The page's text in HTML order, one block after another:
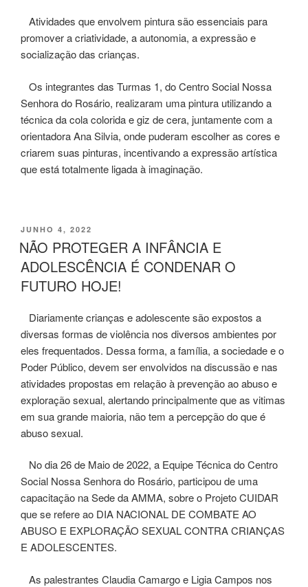
Atividades que envolvem pintura são essenciais para
promover a criatividade, a autonomia, a expressão e
socialização das crianças.
Os integrantes das Turmas 1, do Centro Social Nossa
Senhora do Rosário, realizaram uma pintura utilizando a
técnica da cola colorida e giz de cera, juntamente com a
orientadora Ana Silvia, onde puderam escolher as cores e
criarem suas pinturas, incentivando a expressão artística
que está totalmente ligada à imaginação.
PUBLICADO
EM
JUNHO 4, 2022
NÃO PROTEGER A INFÂNCIA E
ADOLESCÊNCIA É CONDENAR O
FUTURO HOJE!
Diariamente crianças e adolescente são expostos a
diversas formas de violência nos diversos ambientes por
eles frequentados. Dessa forma, a família, a sociedade e o
Poder Público, devem ser envolvidos na discussão e nas
atividades propostas em relação à prevenção ao abuso e
exploração sexual, alertando principalmente que as vitimas
em sua grande maioria, não tem a percepção do que é
abuso sexual.
No dia 26 de Maio de 2022, a Equipe Técnica do Centro
Social Nossa Senhora do Rosário, participou de uma
capacitação na Sede da AMMA, sobre o Projeto CUIDAR
que se refere ao DIA NACIONAL DE COMBATE AO
ABUSO E EXPLORAÇÃO SEXUAL CONTRA CRIANÇAS
E ADOLESCENTES.
As palestrantes Claudia Camargo e Ligia Campos nos